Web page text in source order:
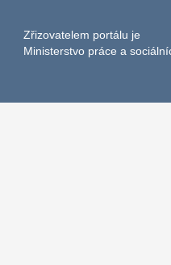
Zřizovatelem portálu je
Ministerstvo práce a